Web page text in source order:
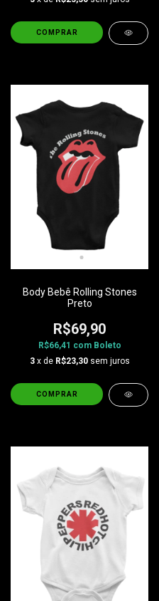
COMPRAR
Body Bebê Rolling Stones
Preto
R$69,90
R$66,41 com Boleto
3 x de R$23,30 sem juros
COMPRAR